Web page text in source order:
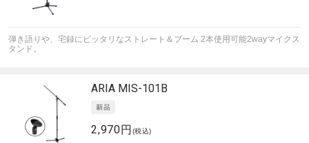
弾き語りや、宅録にピッタリなストレート＆ブーム 2本使用可能2wayマイクス
タンド。
ARIA MIS-101B
2,970円 (税込)